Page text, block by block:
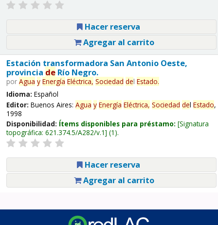
Hacer reserva
Agregar al carrito
Estación transformadora San Antonio Oeste,
provincia deRío Negro.
por Agua y Energía Eléctrica, Sociedad del Estado.
Idioma: Español
Editor: Buenos Aires: Agua y Energía Eléctrica, Sociedad del Estado,
1998
Disponibilidad: Ítems disponibles para préstamo: Signatura
topográfica: 621.374.5/A282/v.1 (1).
Hacer reserva
Agregar al carrito